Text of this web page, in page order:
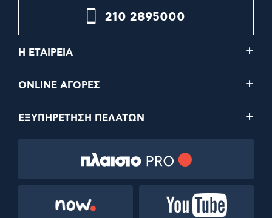
210 2895000
Η ΕΤΑΙΡΕΙΑ
ONLINE ΑΓΟΡΕΣ
ΕΞΥΠΗΡΕΤΗΣΗ ΠΕΛΑΤΩΝ